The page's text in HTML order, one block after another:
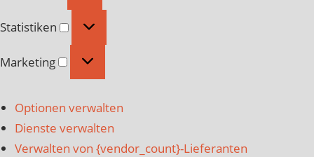
Statistiken Statistiken
Marketing Marketing
Optionen verwalten
Dienste verwalten
Verwalten von {vendor_count}-Lieferanten